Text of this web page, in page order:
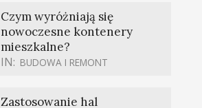
Czym wyróżniają się
nowoczesne kontenery
mieszkalne?
IN: BUDOWA I REMONT
Zastosowanie hal